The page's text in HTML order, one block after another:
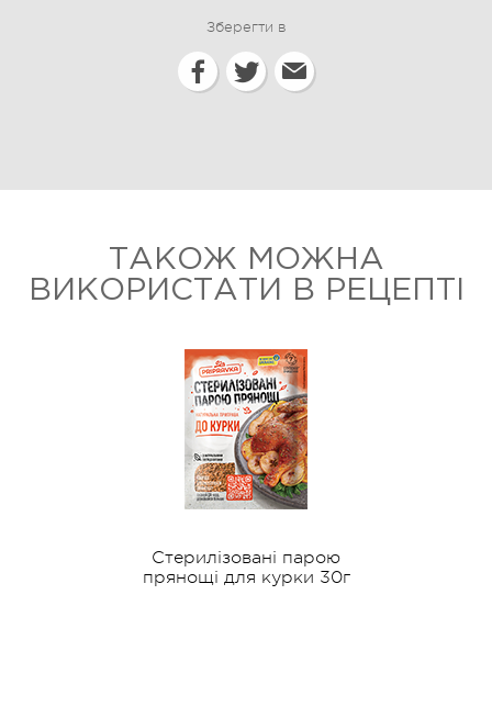
Зберегти в
ТАКОЖ МОЖНА
ВИКОРИСТАТИ В РЕЦЕПТІ
Стерилізовані парою
прянощі для курки 30г